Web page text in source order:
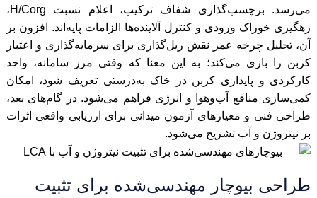
می‌رسد. برچسب‌گذاری شفاف ترکیب، اعلام نسبت H/Corg،
رهگیری خوراک ورودی و کنترل آلاینده‌ها الزامات پایه‌اند. افزون بر
آن، تحلیل چرخه عمر نقش ریل‌گذاری برای سرمایه‌گذاری و اعتبار
کربن را بازی می‌کند؛ به این معنا که وقتی مرز سامانه، واحد
کارکردی و پایداری کربن در خاک به‌درستی تعریف شود، امکان
کمی‌سازی منافع آب‌وهوا و انرژی فراهم می‌شود. در گام‌های بعد،
طراحی فنی و معیارهای آزمون میدانی برای ارزیابی واقعی اثرات
بر نیتروژن و آب تشریح می‌شود.
طراحی بیوچار مهندسی‌شده برای تثبیت